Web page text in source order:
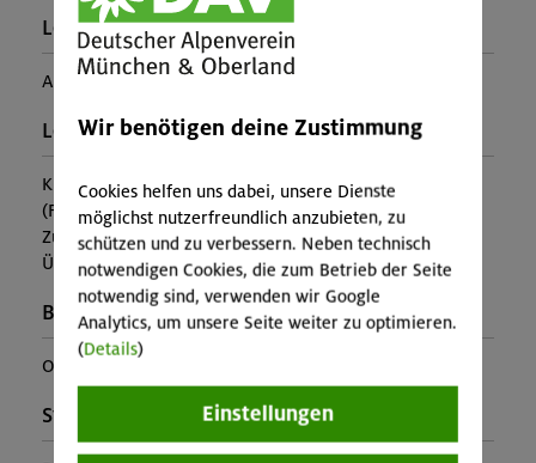
Leiter*in:
Alpines Rettungswesen e.V.
Leistung:
Kursleitung, Erste-Hilfe-Bescheinigung
(Falls nicht in den Leistungen inbegriffen, fallen
Zusatzkosten für z.B. An- und Abreise, Verpflegung,
Übernachtung oder Skipass an.)
Buchungscode:
OL-25-1030
Stützpunkt:
Wir benötigen deine Zustimmung
Cookies helfen uns dabei, unsere Dienste
möglichst nutzerfreundlich anzubieten, zu
schützen und zu verbessern. Neben technisch
notwendigen Cookies, die zum Betrieb der Seite
notwendig sind, verwenden wir Google
Analytics, um unsere Seite weiter zu optimieren.
(Details)
Einstellungen